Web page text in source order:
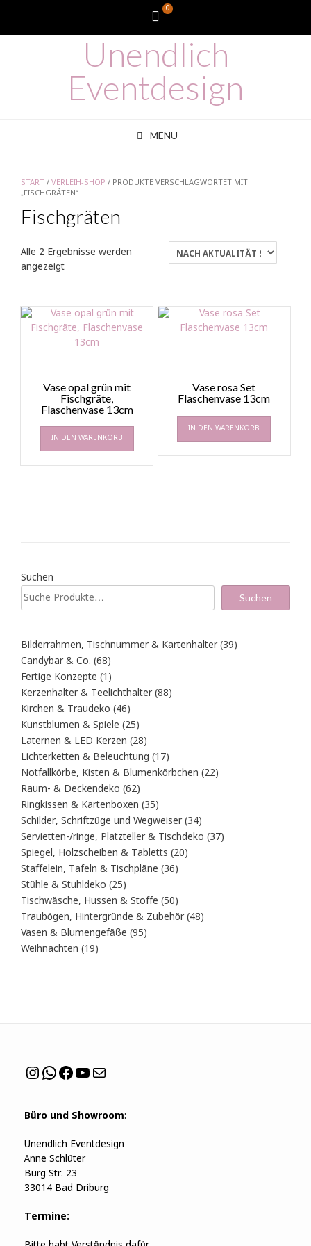
content
Unendlich
Eventdesign
MENU
START / VERLEIH-SHOP / PRODUKTE VERSCHLAGWORTET MIT
„FISCHGRÄTEN“
Fischgräten
Alle 2 Ergebnisse werden
angezeigtNach
Vase opal grün mit
Fischgräte,
Flaschenvase 13cm
IN DEN WARENKORB
Vase rosa Set
Flaschenvase 13cm
IN DEN WARENKORB
Suchen
Suchen
Bilderrahmen, Tischnummer & Kartenhalter 3939
Candybar & Co. 6868
Produkte
Fertige Konzepte 1 1
Produkt
Kerzenhalter & Teelichthalter 8888
Kirchen & Traudeko 4646
Produkte
Kunstblumen & Spiele 2525
Produkte
Laternen & LED Kerzen 2828
Produkte
Lichterketten & Beleuchtung 1717
Produkte
Notfallkörbe, Kisten & Blumenkörbchen 2222
Raum- & Deckendeko 6262
Produkte
Ringkissen & Kartenboxen 3535
Produkte
Schilder, Schriftzüge und Wegweiser 3434
Produkte
Servietten-/ringe, Platzteller & Tischdeko 3737
Spiegel, Holzscheiben & Tabletts 2020
Staffelein, Tafeln & Tischpläne 3636
Stühle & Stuhldeko 2525
Produkte
Tischwäsche, Hussen & Stoffe 5050
Produkte
Traubögen, Hintergründe & Zubehör 4848
Vasen & Blumengefäße 9595
Weihnachten 1919
Instagram
WhatsApp
Facebook
YouTube
Mail
Büro und Showroom:
Unendlich Eventdesign
Anne Schlüter
Burg Str. 23
33014 Bad Driburg
Termine:
0
WooCommerce
Cart